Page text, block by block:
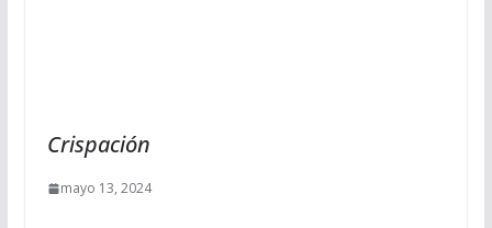
Crispación
mayo 13, 2024